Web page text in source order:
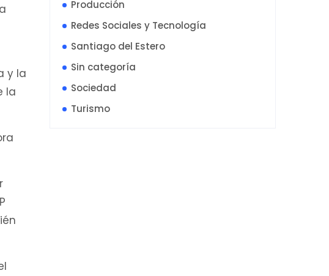
y la
la
Producción
Redes Sociales y Tecnología
Santiago del Estero
Sin categoría
Sociedad
Turismo